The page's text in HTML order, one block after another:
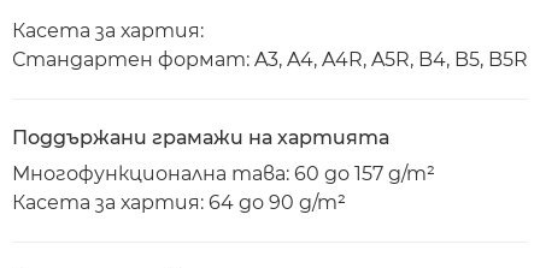
Касета за хартия:
Стандартен формат: A3, A4, A4R, A5R, B4, B5, B5R
Поддържани грамажи на хартията
Многофункционална тава: 60 до 157 g/m²
Касета за хартия: 64 до 90 g/m²